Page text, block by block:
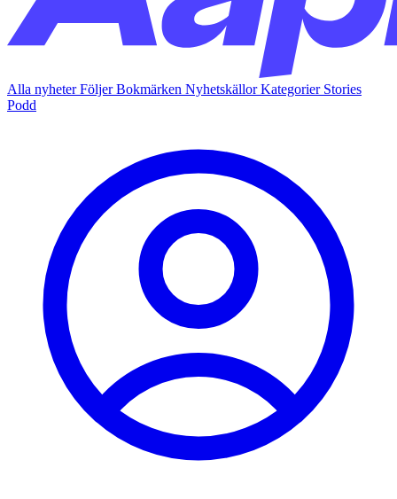
Alla nyheterFöljerBokmärken NyhetskällorKategorier Stories
Podd